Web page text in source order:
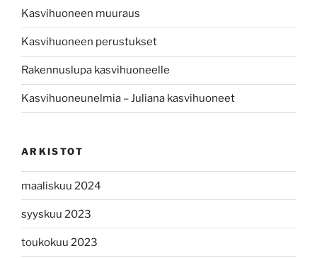
Kasvihuoneen muuraus
Kasvihuoneen perustukset
Rakennuslupa kasvihuoneelle
Kasvihuoneunelmia – Juliana kasvihuoneet
ARKISTOT
maaliskuu 2024
syyskuu 2023
toukokuu 2023